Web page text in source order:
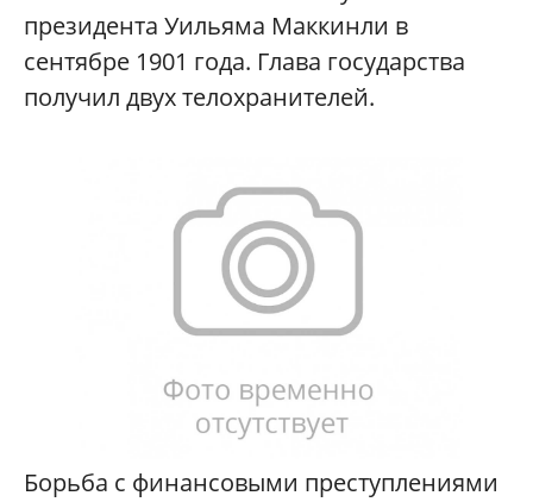
президента Уильяма Маккинли в
сентябре 1901 года. Глава государства
получил двух телохранителей.
Борьба с финансовыми преступлениями